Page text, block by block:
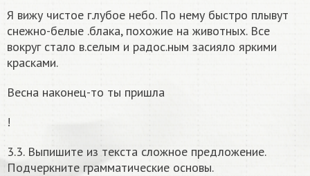
Я вижу чистое г.лубое небо. По нему быстро плывут
снежно-белые .блака, похожие на животных. Все
вокруг стало в.селым и радос.ным засияло яркими
красками.
Весна наконец-то ты пришла
!
3.3. Выпишите из текста сложное предложение.
Подчеркните грамматические основы.